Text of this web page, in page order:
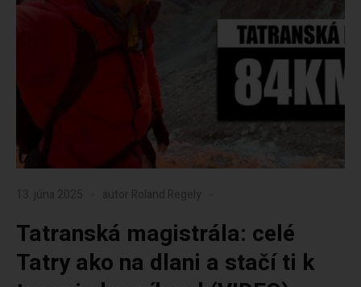
13. júna 2025 autor Roland Regely
Tatranská magistrála: celé
Tatry ako na dlani a stačí ti k